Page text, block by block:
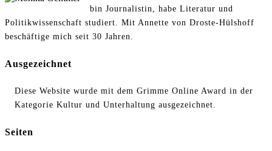
bin Journalistin, habe Literatur und
Politikwissenschaft studiert. Mit Annette von Droste-Hülshoff
beschäftige mich seit 30 Jahren.
Ausgezeichnet
Diese Website wurde mit dem Grimme Online Award in der
Kategorie Kultur und Unterhaltung ausgezeichnet.
Seiten